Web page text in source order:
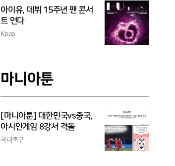
아이유, 데뷔 15주년 팬 콘서
트 연다
Kpop
마니아툰
[마니아툰] 대한민국vs중국,
아시안게임 8강서 격돌
국내축구